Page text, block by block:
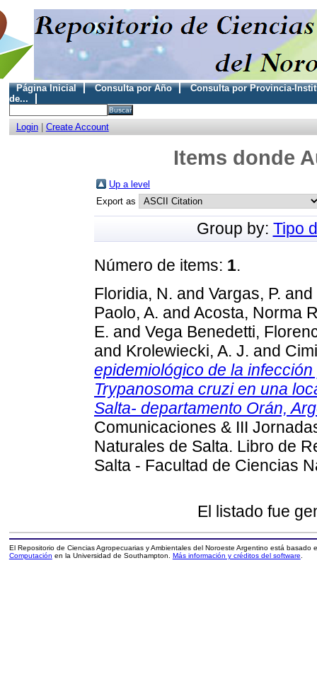
Página Inicial Consulta por Año
Consulta por Provincia-
de...
Login| Create Account
Items donde
Up a level
Export as
Group by: Tipo
Número de items: 1.
Floridia, N. and Vargas, P. and
Paolo, A. and Acosta, Norma
E. and Vega Benedetti,
and Krolewiecki, A. J. and
epidemiológico de la
Trypanosoma cruzi en una
Salta- departamento Orán,
Comunicaciones & III
Naturales de Salta. Libro de
Salta - Facultad de Ciencias
El listado fue
El Repositorio de Ciencias Agropecuarias y Ambientales del Noroeste Argentino está basado
Computación en la Universidad de Southampton. Más información y créditos del software